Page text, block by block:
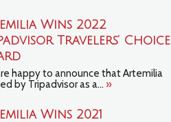
Wins 2022
Travelers’ Choice
happy to announce that Artemilia
by Tripadvisor as a... »
Wins 2021